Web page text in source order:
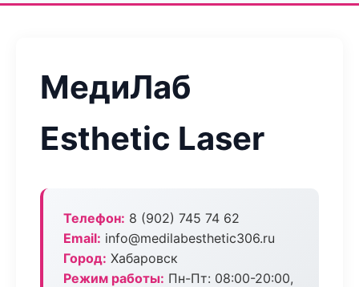
МедиЛаб
Esthetic Laser
Телефон: 8 (902) 745 74 62
Email: info@medilabesthetic306.ru
Город: Хабаровск
Режим работы: Пн-Пт: 08:00-20:00,